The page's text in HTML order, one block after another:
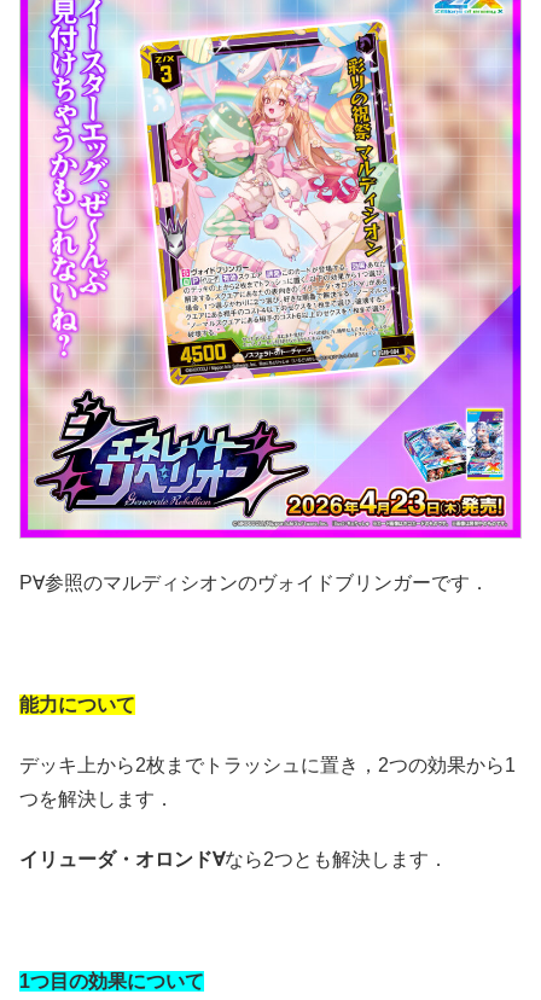
P∀参照のマルディシオンのヴォイドブリンガーです．
能力について
デッキ上から2枚までトラッシュに置き，2つの効果から1
つを解決します．
イリューダ・オロンド∀なら2つとも解決します．
1つ目の効果について